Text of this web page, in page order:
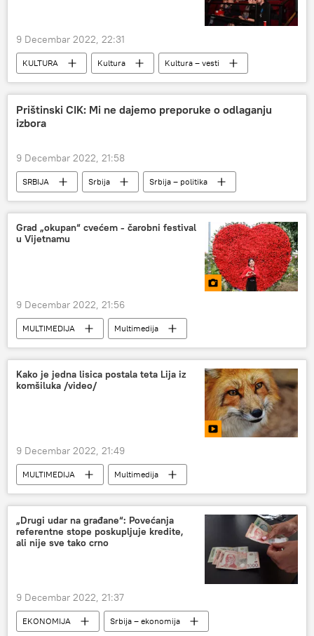
9 Decembar 2022, 22:31
KULTURA Kultura
Kultura – vesti
Film i serije
Život
Prištinski CIK: Mi ne dajemo preporuke o odlaganju
izbora
9 Decembar 2022, 21:58
SRBIJA Srbija
Srbija – politika
Kosovo i Metohija (KiM)
Grad „okupan“ cvećem - čarobni festival
u Vijetnamu
9 Decembar 2022, 21:56
MULTIMEDIJA
Multimedija
foto-galerija
Kako je jedna lisica postala teta Lija iz
komšiluka /video/
9 Decembar 2022, 21:49
MULTIMEDIJA
Multimedija
Video-klub
„Drugi udar na građane“: Povećanja
referentne stope poskupljuje kredite,
ali nije sve tako crno
9 Decembar 2022, 21:37
EKONOMIJA
Srbija – ekonomija